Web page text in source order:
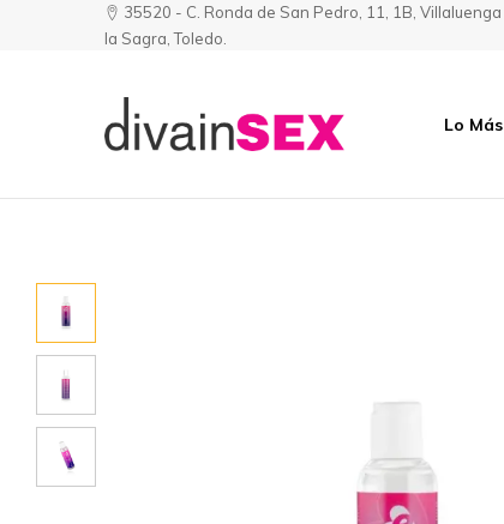
35520 - C. Ronda de San Pedro, 11, 1B, Villaluenga
la Sagra, Toledo.
|Puede
Lo